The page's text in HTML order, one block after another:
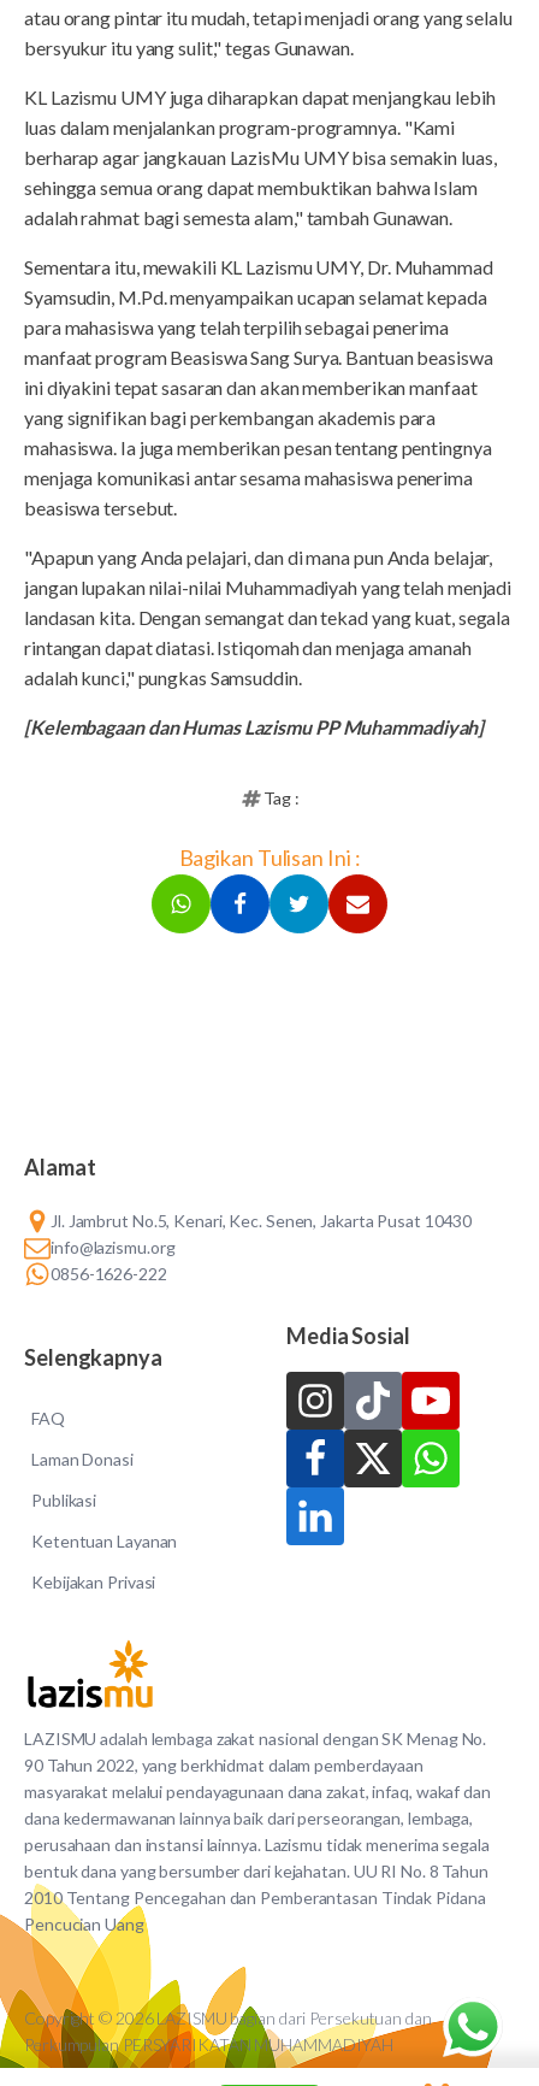
atau orang pintar itu mudah, tetapi menjadi orang yang selalu
bersyukur itu yang sulit," tegas Gunawan.
KL Lazismu UMY juga diharapkan dapat menjangkau lebih
luas dalam menjalankan program-programnya. "Kami
berharap agar jangkauan LazisMu UMY bisa semakin luas,
sehingga semua orang dapat membuktikan bahwa Islam
adalah rahmat bagi semesta alam," tambah Gunawan.
Sementara itu, mewakili KL Lazismu UMY, Dr. Muhammad
Syamsudin, M.Pd. menyampaikan ucapan selamat kepada
para mahasiswa yang telah terpilih sebagai penerima
manfaat program Beasiswa Sang Surya. Bantuan beasiswa
ini diyakini tepat sasaran dan akan memberikan manfaat
yang signifikan bagi perkembangan akademis para
mahasiswa. Ia juga memberikan pesan tentang pentingnya
menjaga komunikasi antar sesama mahasiswa penerima
beasiswa tersebut.
"Apapun yang Anda pelajari, dan di mana pun Anda belajar,
jangan lupakan nilai-nilai Muhammadiyah yang telah menjadi
landasan kita. Dengan semangat dan tekad yang kuat, segala
rintangan dapat diatasi. Istiqomah dan menjaga amanah
adalah kunci," pungkas Samsuddin.
[Kelembagaan dan Humas Lazismu PP Muhammadiyah]
Tag :
Bagikan Tulisan Ini :
LAZISMU adalah lembaga zakat nasional dengan SK Menag No.
90 Tahun 2022, yang berkhidmat dalam pemberdayaan
masyarakat melalui pendayagunaan dana zakat, infaq, wakaf dan
dana kedermawanan lainnya baik dari perseorangan, lembaga,
perusahaan dan instansi lainnya. Lazismu tidak menerima segala
bentuk dana yang bersumber dari kejahatan. UU RI No. 8 Tahun
2010 Tentang Pencegahan dan Pemberantasan Tindak Pidana
Pencucian Uang
Alamat
Jl. Jambrut No.5, Kenari, Kec. Senen, Jakarta Pusat 10430
info@lazismu.org
0856-1626-222
Selengkapnya
FAQ
Laman Donasi
Publikasi
Ketentuan Layanan
Kebijakan Privasi
Media Sosial
Copyright © 2026 LAZISMU bagian dari Persekutuan dan
Perkumpulan PERSYARIKATAN MUHAMMADIYAH